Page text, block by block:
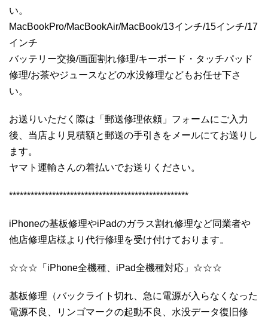
い。
MacBookPro/MacBookAir/MacBook/13インチ/15インチ/17
インチ
バッテリー交換/画面割れ修理/キーボード・タッチパッド
修理/お茶やジュースなどの水没修理などもお任せ下さ
い。
お送りいただく際は「郵送修理依頼」フォームにご入力
後、当店より見積額と郵送の手引きをメールにてお送りし
ます。
ヤマト運輸さんの着払いでお送りください。
**************************************************
iPhoneの基板修理やiPadのガラス割れ修理など同業者や
他店修理店様より代行修理を受け付けております。
☆☆☆「iPhone全機種、iPad全機種対応」☆☆☆
基板修理（バックライト切れ、急に電源が入らなくなった
電源不良、リンゴマークの起動不良、水没データ復旧修